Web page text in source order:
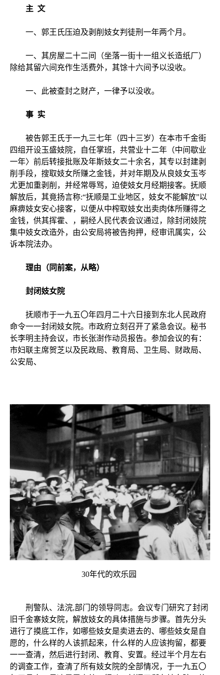
主 文
一、郭王氏压迫及剥削妓女判徒刑一年两个月。
一、其房屋二十二间（坐落一街十一组义长造纸厂）
除给其留六间充作生活费外，其馀十六间予以没收。
一、此被查封之财产，一律予以没收。
事 实
被告郭王氏于一九三七年（四十三岁）在本市千金街
四组开设玉盛妓院，自任掌班，共营业十二年（中间歇业
一年〉前后转接批账及年斯妓女二十余名，其专以封建剥
削手段，搜取妓女所赚之金钱，并对年期及从良妓女玉岑
尤更加重剥削，并经常辱骂，迫使妓女月经期接客。抚顺
解放后，其竟扬言称:“抚顺是工业地区，妓女不能解放”以
麻痹妓女安心接客，以便从中榨取妓女出卖肉体所赚得之
金钱，供其挥霍、，嗣经人民代表会议通过，除封闭妓院
集中妓女改造外，由公安局将被告拘押，经审讯属实，公
诉本院法办。
理由（同前案，从略）
封闭妓女院
抚顺市于一九五〇年四月二十六日接到东北人民政府
命令一一封闭妓女院。市政府立刻召开了紧急会议。秘书
长李明主持会议，市长张澍作动员报告。参加会议的有：
市妇联主席贺芝以及民政局、教育局、卫生局、财政局、
公安局、
30年代的欢乐园
刑警队、法浣,部门的领导同志。会议专门研究了封闭
旧千金寨妓女院，解放妓女的具体措施与步骤。首先分头
进行了摸底工作，如哪些妓女是卖进去的、哪些妓女是自
愿的，什么样的人该抓起来，什么样的人应该拘留，都要
一一查清，然后进行封闭、教育、安置。经过半个月左右
的调查工作，查清了所有妓女院的全部情况，于一九五〇